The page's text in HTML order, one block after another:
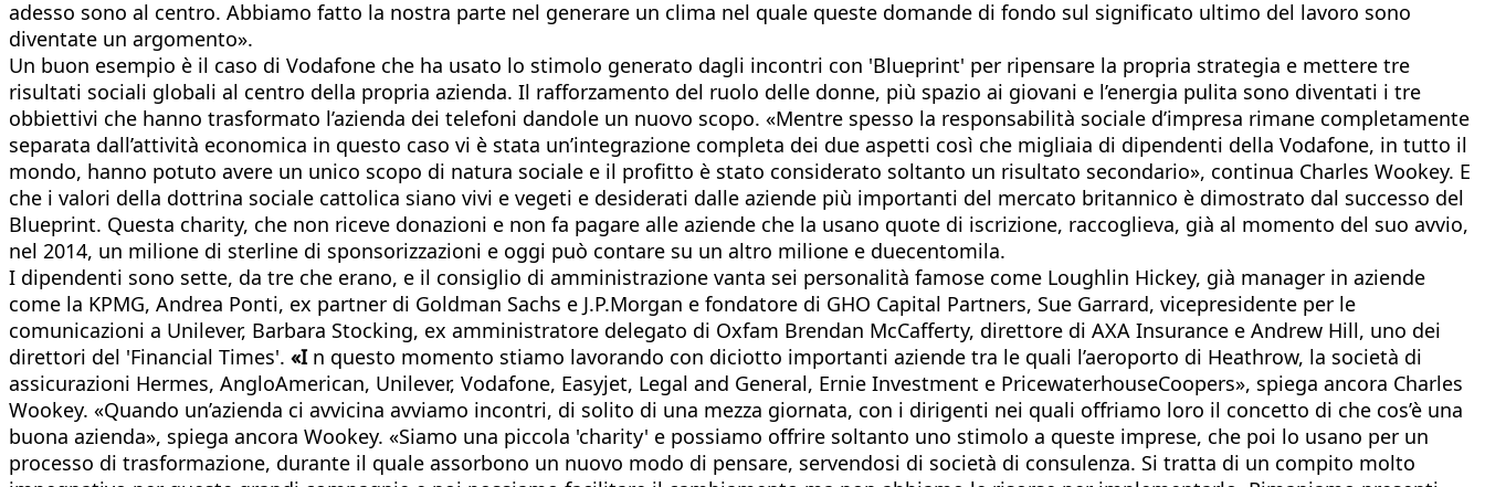
adesso sono al centro. Abbiamo fatto la nostra parte nel generare un clima nel quale queste domande di fondo sul significato ultimo del lavoro sono
diventate un argomento».
Un buon esempio è il caso di Vodafone che ha usato lo stimolo generato dagli incontri con 'Blueprint' per ripensare la propria strategia e mettere tre
risultati sociali globali al centro della propria azienda. Il rafforzamento del ruolo delle donne, più spazio ai giovani e l’energia pulita sono diventati i tre
obbiettivi che hanno trasformato l’azienda dei telefoni dandole un nuovo scopo. «Mentre spesso la responsabilità sociale d’impresa rimane completamente
separata dall’attività economica in questo caso vi è stata un’integrazione completa dei due aspetti così che migliaia di dipendenti della Vodafone, in tutto il
mondo, hanno potuto avere un unico scopo di natura sociale e il profitto è stato considerato soltanto un risultato secondario», continua Charles Wookey. E
che i valori della dottrina sociale cattolica siano vivi e vegeti e desiderati dalle aziende più importanti del mercato britannico è dimostrato dal successo del
Blueprint. Questa charity, che non riceve donazioni e non fa pagare alle aziende che la usano quote di iscrizione, raccoglieva, già al momento del suo avvio,
nel 2014, un milione di sterline di sponsorizzazioni e oggi può contare su un altro milione e duecentomila.
I dipendenti sono sette, da tre che erano, e il consiglio di amministrazione vanta sei personalità famose come Loughlin Hickey, già manager in aziende
come la KPMG, Andrea Ponti, ex partner di Goldman Sachs e J.P.Morgan e fondatore di GHO Capital Partners, Sue Garrard, vicepresidente per le
comunicazioni a Unilever, Barbara Stocking, ex amministratore delegato di Oxfam Brendan McCafferty, direttore di AXA Insurance e Andrew Hill, uno dei
direttori del 'Financial Times'. «In questo momento stiamo lavorando con diciotto importanti aziende tra le quali l’aeroporto di Heathrow, la società di
assicurazioni Hermes, AngloAmerican, Unilever, Vodafone, Easyjet, Legal and General, Ernie Investment e PricewaterhouseCoopers», spiega ancora Charles
Wookey. «Quando un’azienda ci avvicina avviamo incontri, di solito di una mezza giornata, con i dirigenti nei quali offriamo loro il concetto di che cos’è una
buona azienda», spiega ancora Wookey. «Siamo una piccola 'charity' e possiamo offrire soltanto uno stimolo a queste imprese, che poi lo usano per un
processo di trasformazione, durante il quale assorbono un nuovo modo di pensare, servendosi di società di consulenza. Si tratta di un compito molto